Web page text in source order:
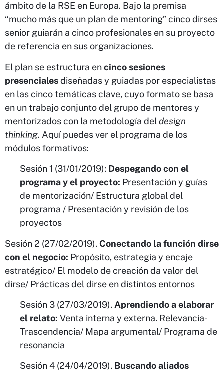
ámbito de la RSE en Europa. Bajo la premisa
“mucho más que un plan de mentoring” cinco dirses
senior guiarán a cinco profesionales en su proyecto
de referencia en sus organizaciones.
El plan se estructura encinco sesiones
presencialesdiseñadas y guiadas por especialistas
en las cinco temáticas clave, cuyo formato se basa
en un trabajo conjunto del grupo de mentores y
mentorizados con la metodología del design
thinking. Aquí puedes ver el programa de los
módulos formativos:
Sesión 1 (31/01/2019): Despegando con el
programa y el proyecto: Presentación y guías
de mentorización/ Estructura global del
programa / Presentación y revisión de los
proyectos
Sesión 2 (27/02/2019). Conectando la función dirse
con el negocio: Propósito, estrategia y encaje
estratégico/ El modelo de creación da valor del
dirse/ Prácticas del dirse en distintos entornos
Sesión 3 (27/03/2019). Aprendiendo a elaborar
el relato: Venta interna y externa. Relevancia-
Trascendencia/ Mapa argumental/ Programa de
resonancia
Sesión 4 (24/04/2019). Buscando aliados